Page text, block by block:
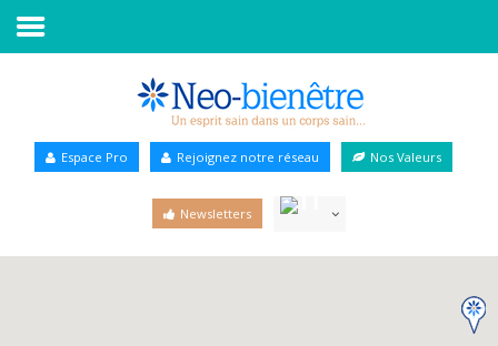
Annuaire Bien-être
Espace Pro Rejoignez notre réseau Nos Valeurs
Newsletters